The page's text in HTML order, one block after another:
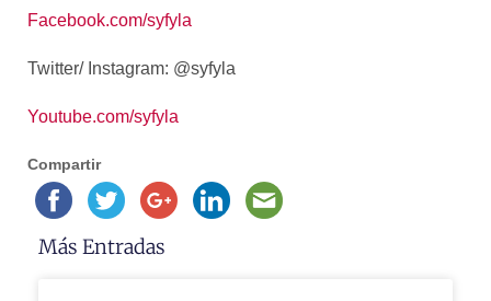
Facebook.com/syfyla
Twitter/ Instagram: @syfyla
Youtube.com/syfyla
Compartir
Más Entradas